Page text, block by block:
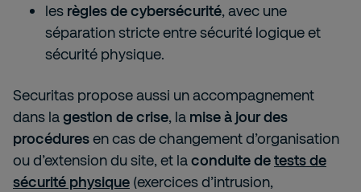
les règles de cybersécurité, avec une
séparation stricte entre sécurité logique et
sécurité physique.
Securitas propose aussi un accompagnement
dans lagestion de crise, la mise à jour des
procéduresen cas de changement d’organisation
ou d’extension du site, et laconduite detests de
sécurité physique (exercices d’intrusion,